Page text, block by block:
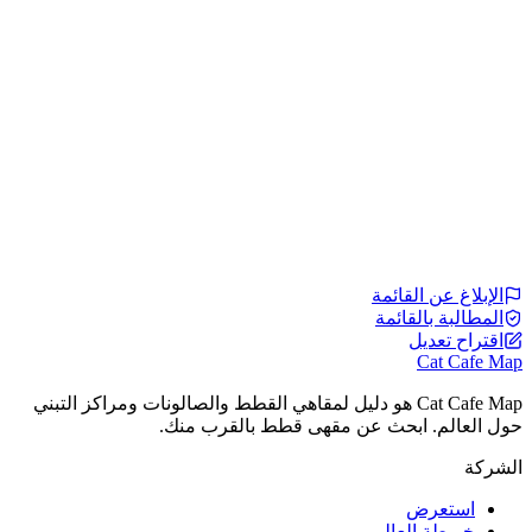
الإبلاغ عن القائمة
المطالبة بالقائمة
اقتراح تعديل
Cat Cafe Map
Cat Cafe Map هو دليل لمقاهي القطط والصالونات ومراكز التبني
حول العالم. ابحث عن مقهى قطط بالقرب منك.
الشركة
استعرض